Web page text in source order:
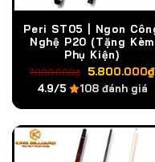
Peri ST05 | Ngon
Nghệ P20 (Tặng Kèm
Phụ Kiện)
7.000.000₫ Giá
gốc
là:
5.800.000₫
4.9/5 108 đánh giá